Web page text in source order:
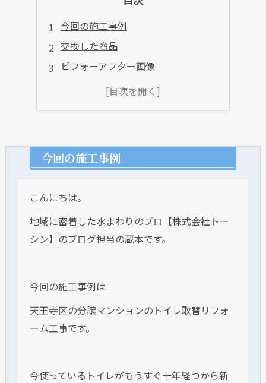
今回の施工事例
交換した商品
ビフォーアフター画像
今回の施工事例
こんにちは。
地域に密着した水まわりのプロ【株式会社トー
シン】のブログ担当の蔵本です。
今回の施工事例は
天王寺区の分譲マンションのトイレ取替リフォ
ーム工事です。
今使っているトイレがもうすぐ十年経つから新